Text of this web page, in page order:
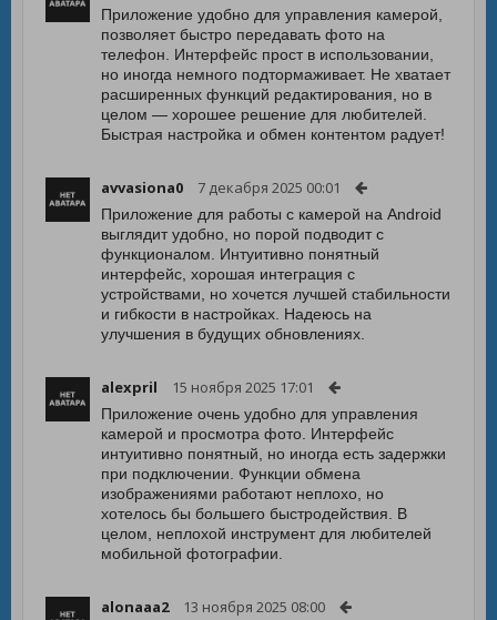
Приложение удобно для управления камерой,
позволяет быстро передавать фото на
телефон. Интерфейс прост в использовании,
но иногда немного подтормаживает. Не хватает
расширенных функций редактирования, но в
целом — хорошее решение для любителей.
Быстрая настройка и обмен контентом радует!
avvasiona0 7 декабря 2025 00:01
Приложение для работы с камерой на Android
выглядит удобно, но порой подводит с
функционалом. Интуитивно понятный
интерфейс, хорошая интеграция с
устройствами, но хочется лучшей стабильности
и гибкости в настройках. Надеюсь на
улучшения в будущих обновлениях.
alexpril 15 ноября 2025 17:01
Приложение очень удобно для управления
камерой и просмотра фото. Интерфейс
интуитивно понятный, но иногда есть задержки
при подключении. Функции обмена
изображениями работают неплохо, но
хотелось бы большего быстродействия. В
целом, неплохой инструмент для любителей
мобильной фотографии.
alonaaa2 13 ноября 2025 08:00